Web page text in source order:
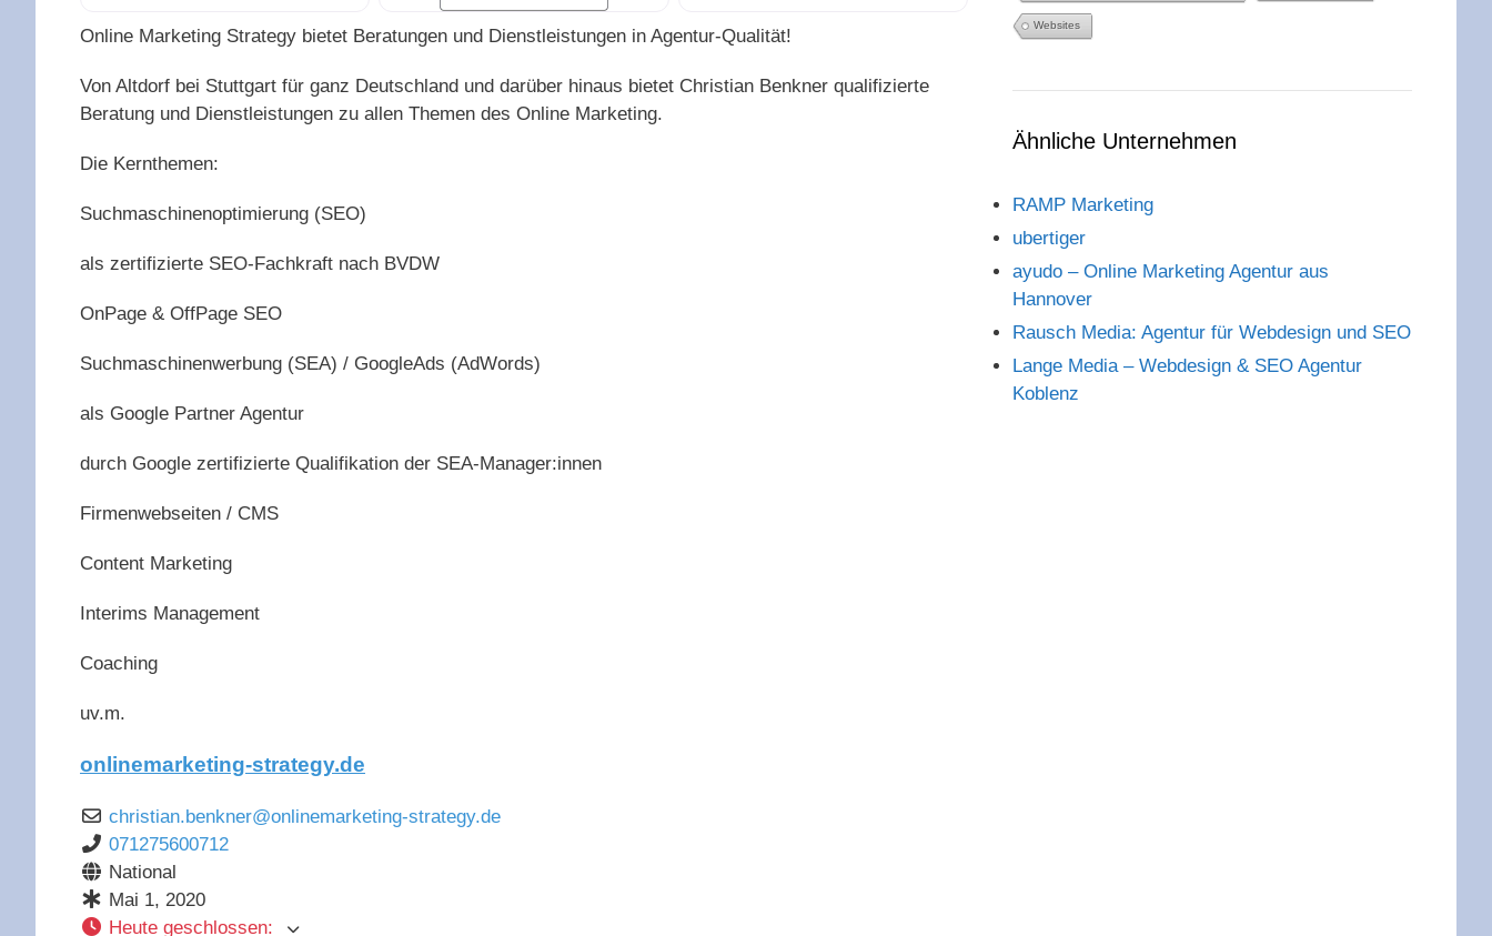
Online Marketing Strategy bietet Beratungen und Dienstleistungen in Agentur-Qualität!
Von Altdorf bei Stuttgart für ganz Deutschland und darüber hinaus bietet Christian Benkner qualifizierte
Beratung und Dienstleistungen zu allen Themen des Online Marketing.
Die Kernthemen:
Suchmaschinenoptimierung (SEO)
als zertifizierte SEO-Fachkraft nach BVDW
OnPage & OffPage SEO
Suchmaschinenwerbung (SEA) / GoogleAds (AdWords)
als Google Partner Agentur
durch Google zertifizierte Qualifikation der SEA-Manager:innen
Firmenwebseiten / CMS
Content Marketing
Interims Management
Coaching
uv.m.
onlinemarketing-strategy.de
christian.benkner@onlinemarketing-strategy.de
071275600712
National
Mai 1, 2020
Heute geschlossen:
Websites
Ähnliche Unternehmen
RAMP Marketing
ubertiger
ayudo – Online Marketing Agentur aus
Hannover
Rausch Media: Agentur für Webdesign und SEO
Lange Media – Webdesign & SEO Agentur
Koblenz